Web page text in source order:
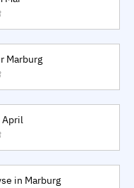
Marburg
April
in Marburg